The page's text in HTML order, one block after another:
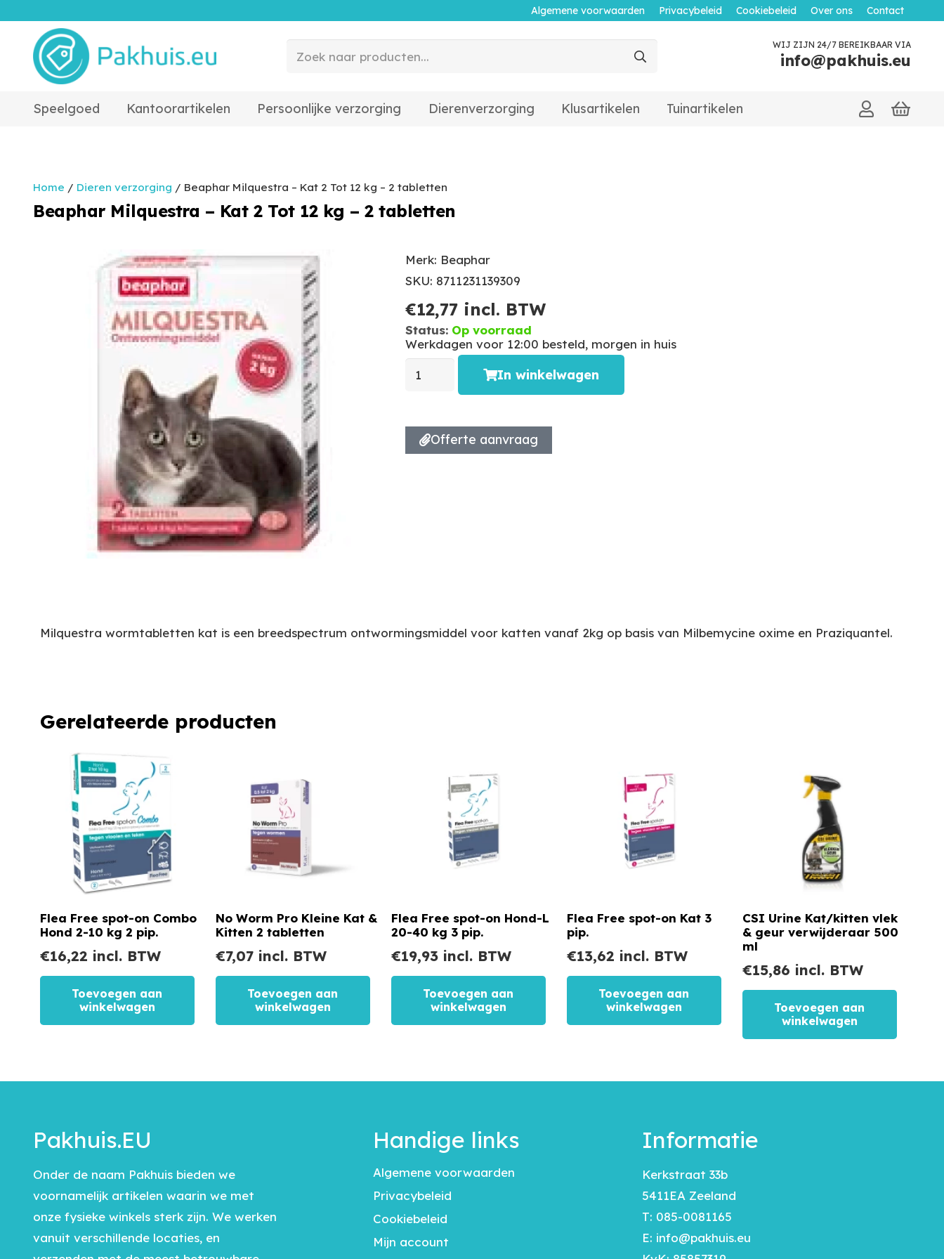
Algemene voorwaarden Privacybeleid Cookiebeleid Over ons Contact
WIJ ZIJN 24/7 BEREIKBAAR VIA
info@pakhuis.eu
Speelgoed Kantoorartikelen Persoonlijke verzorging Dierenverzorging Klusartikelen Tuinartikelen
Home / Dieren verzorging / Beaphar Milquestra – Kat 2 Tot 12 kg – 2 tabletten
Beaphar Milquestra – Kat 2 Tot 12 kg – 2 tabletten
Merk: Beaphar
SKU: 8711231139309
€12,77 incl. BTW
Status: Op voorraad
Werkdagen voor 12:00 besteld, morgen in huis
In winkelwagen
Offerte aanvraag
Milquestra wormtabletten kat is een breedspectrum ontwormingsmiddel voor katten vanaf 2kg op basis van Milbemycine oxime en Praziquantel.
Gerelateerde producten
Flea Free spot-on Combo
Hond 2-10 kg 2 pip.
€16,22 incl. BTW
Toevoegen aan
winkelwagen
No Worm Pro Kleine Kat &
Kitten 2 tabletten
€7,07 incl. BTW
Toevoegen aan
winkelwagen
Flea Free spot-on Hond-L
20-40 kg 3 pip.
€19,93 incl. BTW
Toevoegen aan
winkelwagen
Flea Free spot-on Kat 3
pip.
€13,62 incl. BTW
Toevoegen aan
winkelwagen
CSI Urine Kat/kitten vlek
& geur verwijderaar 500
ml
€15,86 incl. BTW
Toevoegen aan
winkelwagen
Pakhuis.EU
Onder de naam Pakhuis bieden we
voornamelijk artikelen waarin we met
onze fysieke winkels sterk zijn. We werken
vanuit verschillende locaties, en
Handige links
Algemene voorwaarden
Privacybeleid
Cookiebeleid
Mijn account
Informatie
Kerkstraat 33b
5411EA Zeeland
T: 085-0081165
E: info@pakhuis.eu